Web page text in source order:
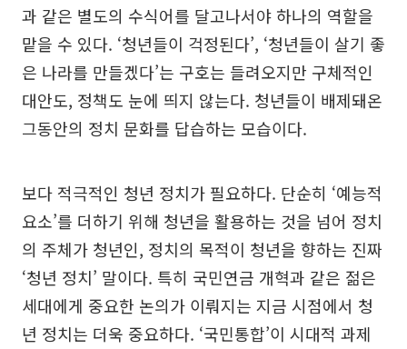
과 같은 별도의 수식어를 달고나서야 하나의 역할을
맡을 수 있다. ‘청년들이 걱정된다’, ‘청년들이 살기 좋
은 나라를 만들겠다’는 구호는 들려오지만 구체적인
대안도, 정책도 눈에 띄지 않는다. 청년들이 배제돼온
그동안의 정치 문화를 답습하는 모습이다.
보다 적극적인 청년 정치가 필요하다. 단순히 ‘예능적
요소’를 더하기 위해 청년을 활용하는 것을 넘어 정치
의 주체가 청년인, 정치의 목적이 청년을 향하는 진짜
‘청년 정치’ 말이다. 특히 국민연금 개혁과 같은 젊은
세대에게 중요한 논의가 이뤄지는 지금 시점에서 청
년 정치는 더욱 중요하다. ‘국민통합’이 시대적 과제